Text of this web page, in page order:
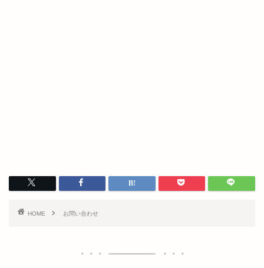
HOME お問い合わせ